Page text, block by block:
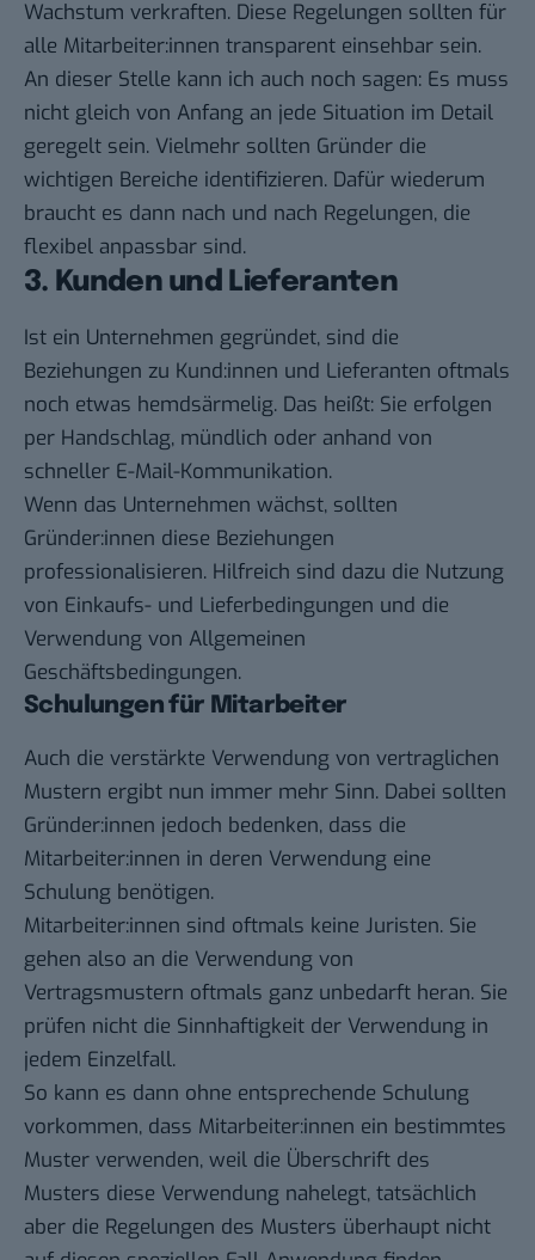
Wachstum verkraften. Diese Regelungen sollten für
alle Mitarbeiter:innen transparent einsehbar sein.
An dieser Stelle kann ich auch noch sagen: Es muss
nicht gleich von Anfang an jede Situation im Detail
geregelt sein. Vielmehr sollten Gründer die
wichtigen Bereiche identifizieren. Dafür wiederum
braucht es dann nach und nach Regelungen, die
flexibel anpassbar sind.
3. Kunden und Lieferanten
Ist ein Unternehmen gegründet, sind die
Beziehungen zu Kund:innen und Lieferanten oftmals
noch etwas hemdsärmelig. Das heißt: Sie erfolgen
per Handschlag, mündlich oder anhand von
schneller E-Mail-Kommunikation.
Wenn das Unternehmen wächst, sollten
Gründer:innen diese Beziehungen
professionalisieren. Hilfreich sind dazu die Nutzung
von Einkaufs- und Lieferbedingungen und die
Verwendung von Allgemeinen
Geschäftsbedingungen.
Schulungen für Mitarbeiter
Auch die verstärkte Verwendung von vertraglichen
Mustern ergibt nun immer mehr Sinn. Dabei sollten
Gründer:innen jedoch bedenken, dass die
Mitarbeiter:innen in deren Verwendung eine
Schulung benötigen.
Mitarbeiter:innen sind oftmals keine Juristen. Sie
gehen also an die Verwendung von
Vertragsmustern oftmals ganz unbedarft heran. Sie
prüfen nicht die Sinnhaftigkeit der Verwendung in
jedem Einzelfall.
So kann es dann ohne entsprechende Schulung
vorkommen, dass Mitarbeiter:innen ein bestimmtes
Muster verwenden, weil die Überschrift des
Musters diese Verwendung nahelegt, tatsächlich
aber die Regelungen des Musters überhaupt nicht